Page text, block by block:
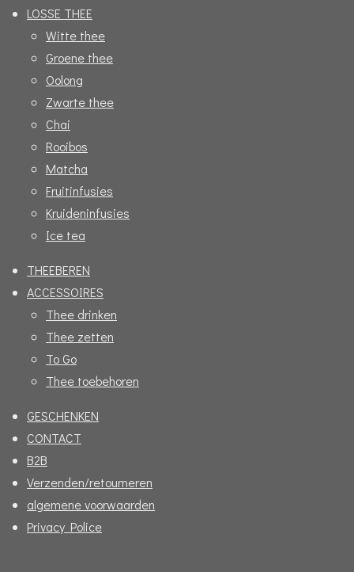
LOSSE THEE
Witte thee
Groene thee
Oolong
Zwarte thee
Chai
Rooibos
Matcha
Fruitinfusies
Kruideninfusies
Ice tea
THEEBEREN
ACCESSOIRES
Thee drinken
Thee zetten
To Go
Thee toebehoren
GESCHENKEN
CONTACT
B2B
Verzenden/retourneren
algemene voorwaarden
Privacy Police